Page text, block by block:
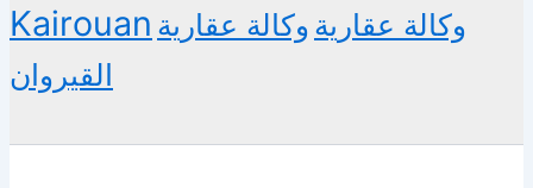
Kairouan
وكالة عقارية وكالة عقارية
القيروان